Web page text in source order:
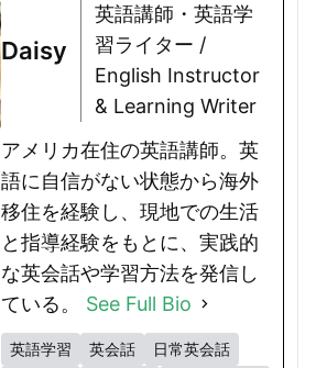
Daisy
英語講師・英語学
習ライター /
English Instructor
& Learning Writer
アメリカ在住の英語講師。英
語に自信がない状態から海外
移住を経験し、現地での生活
と指導経験をもとに、実践的
な英会話や学習方法を発信し
ている。 See Full Bio
英語学習 英会話
日常英会話